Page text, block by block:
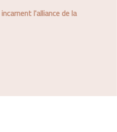
l'alliance de la